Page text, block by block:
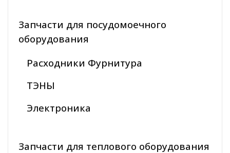
Запчасти для посудомоечного
оборудования
Расходники Фурнитура
ТЭНЫ
Электроника
Запчасти для теплового оборудования